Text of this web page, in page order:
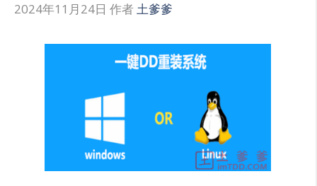
2024年11月24日 作者土爹爹